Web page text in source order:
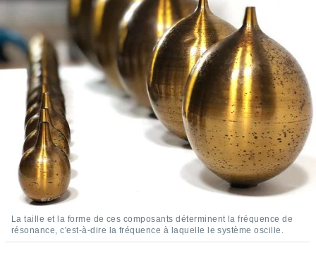
par
et
des
et du
études
et
1199
La taille et la forme de ces composants déterminent la fréquence de
résonance, c'est-à-dire la fréquence à laquelle le système oscille.